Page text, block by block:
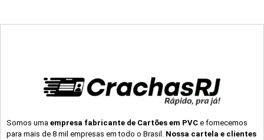
Somos uma empresa fabricante de Cartões em PVC e fornecemos
para mais de 8 mil empresas em todo o Brasil. Nossa cartela e clientes